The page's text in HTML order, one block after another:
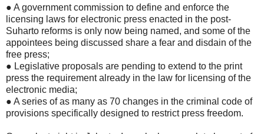
● A government commission to define and enforce the
licensing laws for electronic press enacted in the post-
Suharto reforms is only now being named, and some of the
appointees being discussed share a fear and disdain of the
free press;
● Legislative proposals are pending to extend to the print
press the requirement already in the law for licensing of the
electronic media;
● A series of as many as 70 changes in the criminal code of
provisions specifically designed to restrict press freedom.